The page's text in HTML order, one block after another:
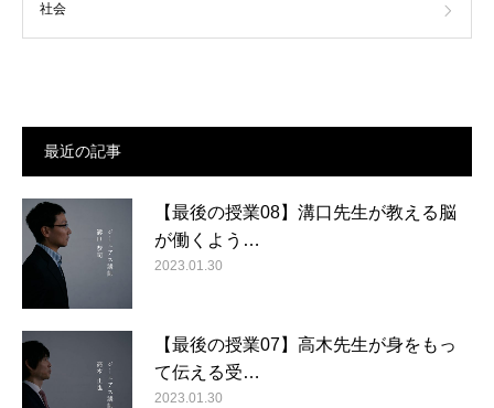
社会
最近の記事
【最後の授業08】溝口先生が教える脳
が働くよう…
2023.01.30
【最後の授業07】高木先生が身をもっ
て伝える受…
2023.01.30